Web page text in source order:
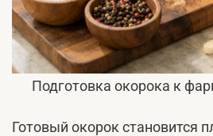
Подготовка окорока к
Готовый окорок становится